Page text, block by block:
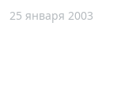
25 января 2003